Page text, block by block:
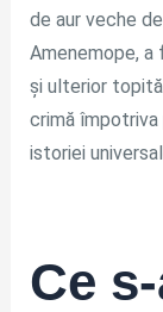
de aur veche
Amenemope, a
și ulterior
crimă împotriva
istoriei
Ce